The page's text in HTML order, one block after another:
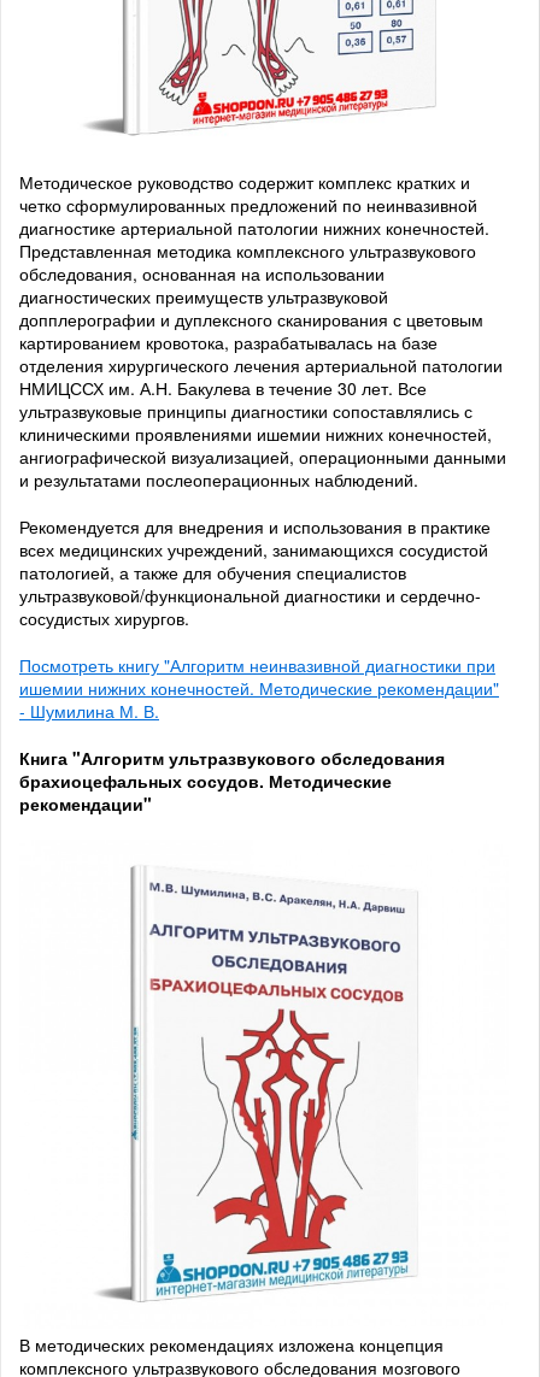
Методическое руководство содержит комплекс кратких и
четко сформулированных предложений по неинвазивной
диагностике артериальной патологии нижних конечностей.
Представленная методика комплексного ультразвукового
обследования, основанная на использовании
диагностических преимуществ ультразвуковой
допплерографии и дуплексного сканирования с цветовым
картированием кровотока, разрабатывалась на базе
отделения хирургического лечения артериальной патологии
НМИЦССХ им. А.Н. Бакулева в течение 30 лет. Все
ультразвуковые принципы диагностики сопоставлялись с
клиническими проявлениями ишемии нижних конечностей,
ангиографической визуализацией, операционными данными
и результатами послеоперационных наблюдений.
Рекомендуется для внедрения и использования в практике
всех медицинских учреждений, занимающихся сосудистой
патологией, а также для обучения специалистов
ультразвуковой/функциональной диагностики и сердечно-
сосудистых хирургов.
Посмотреть книгу "Алгоритм неинвазивной диагностики при
ишемии нижних конечностей. Методические рекомендации"
- Шумилина М. В.
Книга "Алгоритм ультразвукового обследования
брахиоцефальных сосудов. Методические
рекомендации"
В методических рекомендациях изложена концепция
комплексного ультразвукового обследования мозгового